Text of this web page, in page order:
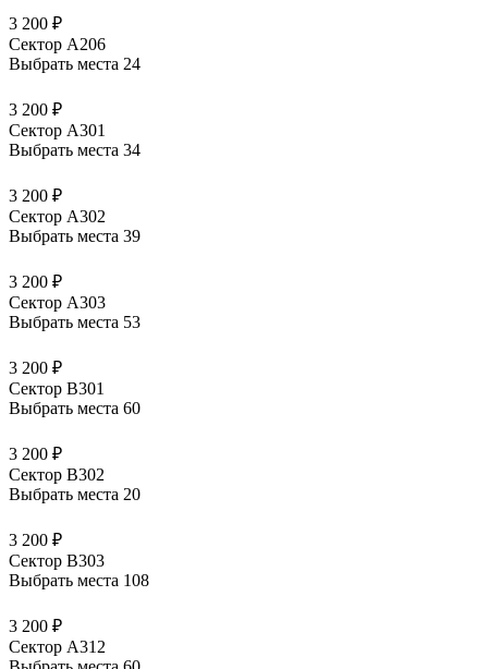
3 200 ₽
Сектор А206
Выбрать места 24
3 200 ₽
Сектор А301
Выбрать места 34
3 200 ₽
Сектор А302
Выбрать места 39
3 200 ₽
Сектор А303
Выбрать места 53
3 200 ₽
Сектор В301
Выбрать места 60
3 200 ₽
Сектор В302
Выбрать места 20
3 200 ₽
Сектор В303
Выбрать места 108
3 200 ₽
Сектор А312